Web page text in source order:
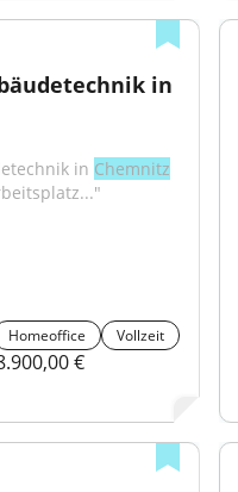
in Chemnitz
Homeoffice Vollzeit
€